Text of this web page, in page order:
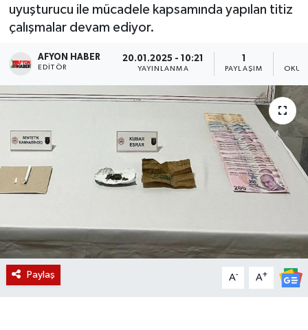
uyuşturucu ile mücadele kapsamında yapılan titiz
çalışmalar devam ediyor.
AFYON HABER
EDITÖR
20.01.2025 - 10:21
YAYINLANMA PAYLAŞIM
Paylaş A- A+
Ekonomi
Magazin
Etkinlikler